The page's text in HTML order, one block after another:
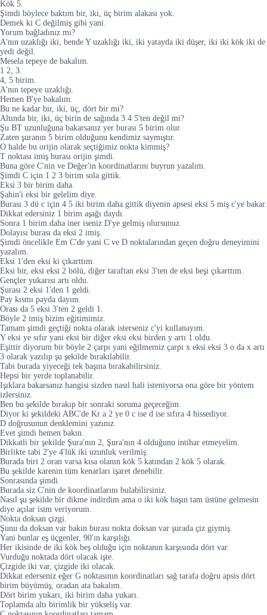
Kök 5.
Şimdi böylece baktım bir, iki, üç birim alakası yok.
Demek ki C değilmiş gibi yani.
Yorum bağladınız mı?
A'nın uzaklığı iki, bende Y uzaklığı iki, iki yatayda iki düşer, iki iki kök iki de
yedi değil.
Mesela tepeye de bakalım.
1 2, 3.
4, 5 birim.
A'nın tepeye uzaklığı.
Hemen B'ye bakalım.
Bu ne kadar bir, iki, üç, dört bir mi?
Altında bir, iki, üç birin de sağında 3 4 5'ten değil mi?
Şu BT uzunluğuna bakarsanız yer burası 5 birim olur.
Zaten şuranın 5 birim olduğunu kendimiz saymıştır.
O halde bu orijin olarak seçtiğimiz nokta kimmiş?
T noktası imiş burası orijin şimdi.
Buna göre C'nin ve Değer'in koordinatlarını buyrun yazalım.
Şimdi C için 1 2 3 birim sola gittik.
Eksi 3 bir birim daha.
Şahin'i eksi bir gelelim diye.
Burası 3 dü c için 4 5 iki birim daha gittik diyenin apsesi eksi 5 miş c'ye bakar.
Dikkat edersiniz 1 birim aşağı daydı.
Sonra 1 birim daha iner iseniz D'ye gelmiş olursunuz.
Dolayısı burası da eksi 2 imiş.
Şimdi öncelikle Em C'de yani C ve D noktalarından geçen doğru deneyimini
yazalım.
Eksi 1'den eksi ki çıkarttım.
Eksi bir, eksi eksi 2 bölü, diğer taraftan eksi 3'ten de eksi beşi çıkarttım.
Gençler yukarısı artı oldu.
Şurası 2 eksi 1'den 1 geldi.
Pay kısmı payda dayım.
Orası da 5 eksi 3'ten 2 geldi 1.
Böyle 2 imiş bizim eğitimimiz.
Tamam şimdi geçtiği nokta olarak isterseniz c'yi kullanayım.
Y eksi ye sıfır yani eksi bir diğer eksi eksi birden y artı 1 oldu.
Eşittir diyorum bir böyle 2 çarpı yani eğilmemiz çarpı x eksi eksi 3 o da x artı
3 olarak yazılıp şu şekilde bırakılabilir.
Tabi burada yiyeceği tek başına bırakabilirsiniz.
Hepsi bir yerde toplanabilir.
Işıklara bakarsanız hangisi sizden nasıl hali isteniyorsa ona göre bir yöntem
izlersiniz.
Ben bu şekilde bırakıp bir sonraki soruma geçeceğim.
Diyor ki şekildeki ABC'de Kr a 2 ye 0 c ise d ise sıfıra 4 hissediyor.
D doğrusunun denklemini yazınız.
Evet şimdi hemen bakın.
Dikkatli bir şekilde Şura'nın 2, Şura'nın 4 olduğunu intihar etmeyelim.
Birlikte tabi 2'ye 4'lük iki uzunluk verilmiş.
Burada biri 2 oran varsa kısa olanın kök 5 katından 2 kök 5 olarak.
Bu şekilde karenin tüm kenarları işaret denebilir.
Sonrasında şimdi.
Burada siz C'nin de koordinatlarını bulabilirsiniz.
Nasıl şu şekilde bir dikme indirdim ama o iki kök başın tam üstüne gelmesin
diye açılar isim veriyorum.
Nokta doksan çizgi.
Şunu da doksan var bakın burası nokta doksan var şurada çiz giymiş.
Yani bunlar eş üçgenler, 90'ın karşılığı.
Her ikisinde de iki kök beş olduğu için noktanın karşısında dört var.
Vurduğu noktada dört olacak işte.
Çizgide iki var, çizgide iki olacak.
Dikkat ederseniz eğer G noktasının koordinatları sağ tarafa doğru apsis dört
birim büyümüş, oradan ata bakalım.
Dört birim yukarı, iki birim daha yukarı.
Toplamda altı birimlik bir yükseliş var.